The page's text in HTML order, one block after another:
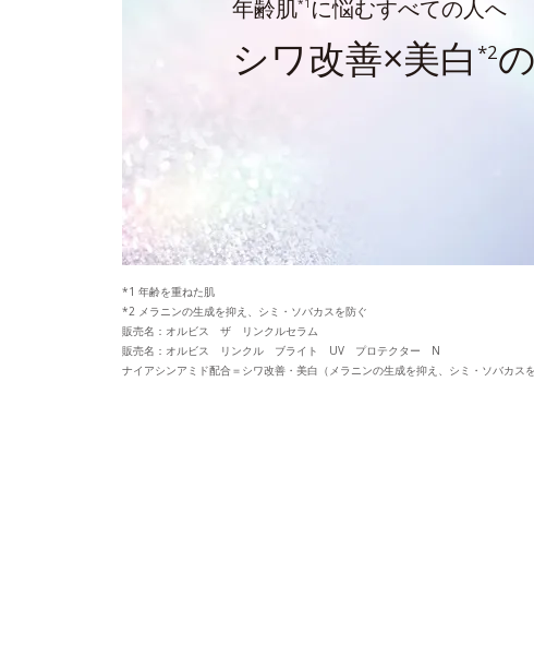
年齢肌*1 に悩むすべての人へ
シワ改善×美白 *2
*1 年齢を重ねた肌
*2 メラニンの生成を抑え、シミ・ソバカスを防ぐ
販売名：オルビス ザ リンクルセラム
販売名：オルビス リンクル ブライト UV プロテクター N
ナイアシンアミド配合＝シワ改善・美白（メラニンの生成を抑え、シミ・ソバカス